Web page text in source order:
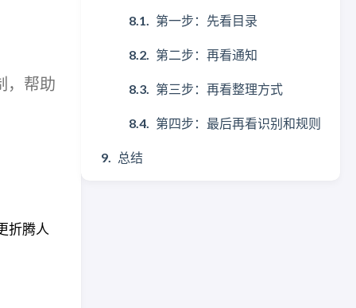
第一步：先看目录
第二步：再看通知
第三步：再看整理方式
第四步：最后再看识别和规则
总结
，帮助
折腾人